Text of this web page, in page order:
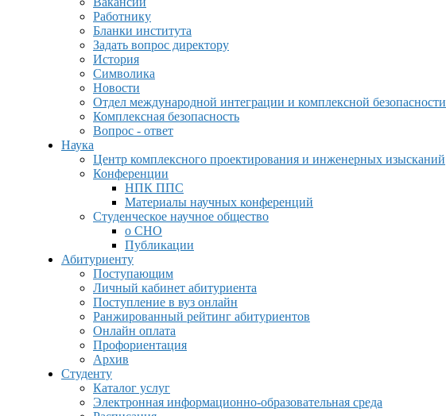
Работнику
Бланки института
Задать вопрос директору
История
Символика
Новости
Отдел международной интеграции и комплексной безопасности
Комплексная безопасность
Вопрос - ответ
Наука
Центр комплексного проектирования и инженерных изысканий
Конференции
НПК ППС
Материалы научных конференций
Студенческое научное общество
о СНО
Публикации
Абитуриенту
Поступающим
Личный кабинет абитуриента
Поступление в вуз онлайн
Ранжированный рейтинг абитуриентов
Онлайн оплата
Профориентация
Архив
Студенту
Каталог услуг
Электронная информационно-образовательная среда